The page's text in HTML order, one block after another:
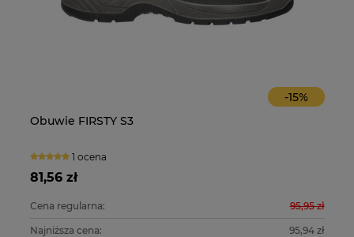
-15%
Obuwie FIRSTY S3
1 ocena
81,56 zł
Cena regularna: 95,95 zł
Najniższa cena: 95,94 zł